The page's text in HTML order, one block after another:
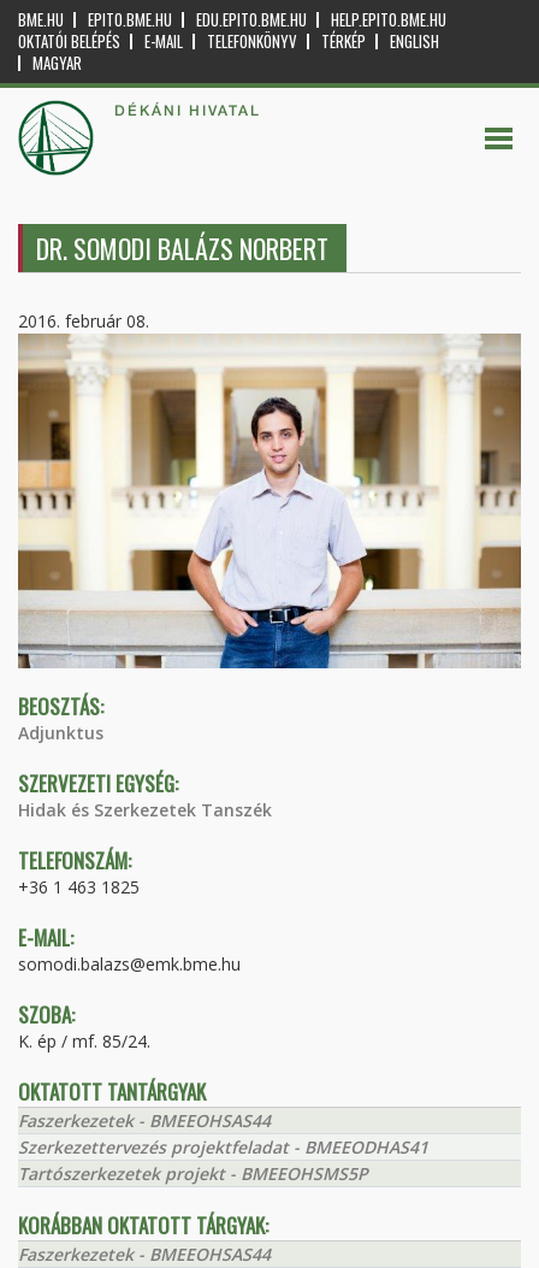
BME.HU EPITO.BME.HU EDU.EPITO.BME.HU
HELP.EPITO.BME.HU
OKTATÓI BELÉPÉS
E-MAIL TELEFONKÖNYV TÉRKÉP
ENGLISH
MAGYAR
DÉKÁNI HIVATAL
DR. SOMODI BALÁZS NORBERT
2016. február 08.
BEOSZTÁS:
Adjunktus
SZERVEZETI EGYSÉG:
Hidak és Szerkezetek Tanszék
TELEFONSZÁM:
+36 1 463 1825
E-MAIL:
somodi.balazs@emk.bme.hu
SZOBA:
K. ép / mf. 85/24.
OKTATOTT TANTÁRGYAK
Faszerkezetek - BMEEOHSAS44
Szerkezettervezés projektfeladat - BMEEODHAS41
Tartószerkezetek projekt - BMEEOHSMS5P
KORÁBBAN OKTATOTT TÁRGYAK:
Faszerkezetek - BMEEOHSAS44